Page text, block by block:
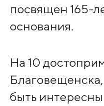
посвящен 165-
основания.
На 10
быть